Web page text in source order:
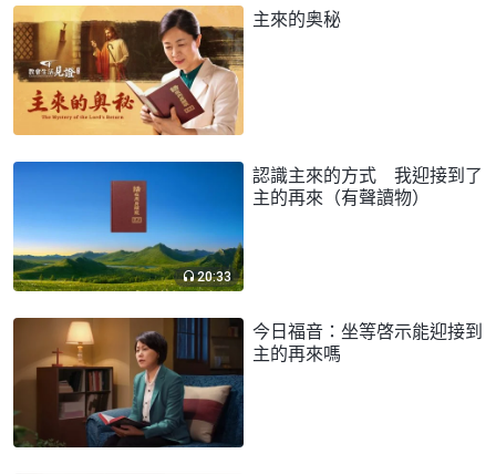
主來的奥秘
20:33
認識主來的方式 我迎接到了
主的再來（有聲讀物）
今日福音：坐等啓示能迎接到
主的再來嗎